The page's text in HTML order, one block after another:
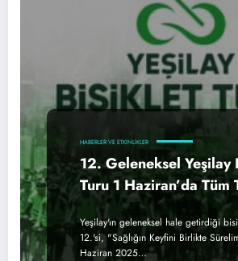
HABERLER VE ETKINLIKLER
12. Geleneksel Yeşilay
Turu 1 Haziran’da Tüm
Yeşilay'ın geleneksel hale getirdiği
12.'si, "Sağlığın Keyfini Birlikte
Haziran 2025…